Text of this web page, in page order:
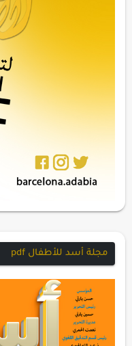
مجلة أسد للأطفال pdf